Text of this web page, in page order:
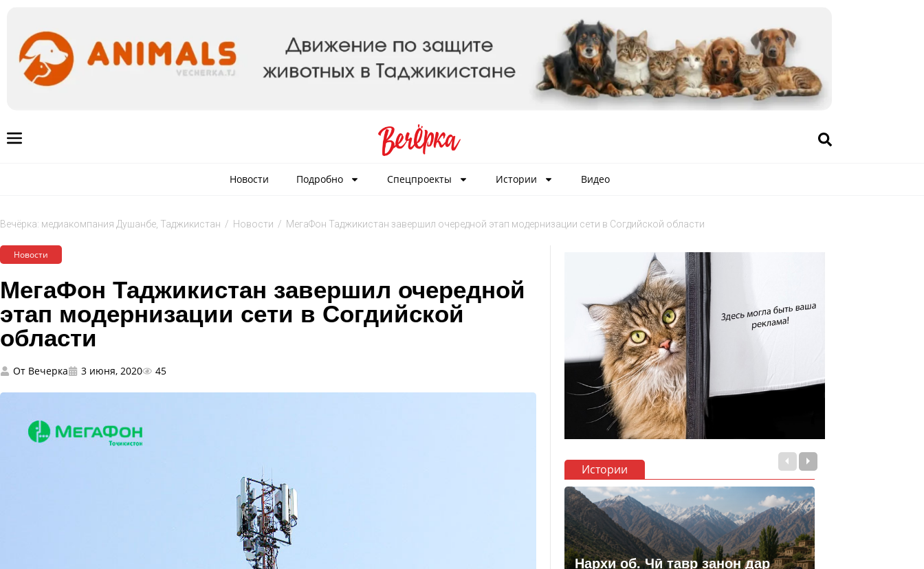
Новости Подробно Спецпроекты Истории Видео
Вечёрка: медиакомпания Душанбе, Таджикистан / Новости / МегаФон Таджикистан завершил очередной этап модернизации сети в Согдийской области
Новости
МегаФон Таджикистан завершил очередной
этап модернизации сети в Согдийской
области
От Вечерка 3 июня, 2020 45
Истории
Нархи об. Чӣ тавр занон дар